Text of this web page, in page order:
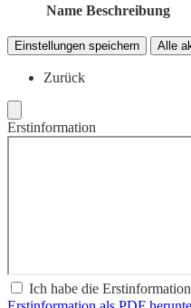
Name Beschreibung
Einstellungen speichern Alle
Zurück
Erstinformation
Ich habe die